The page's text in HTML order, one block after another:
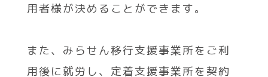
用者様が決めることができます。
また、みらせん移行支援事業所をご利
用後に就労し、定着支援事業所を契約